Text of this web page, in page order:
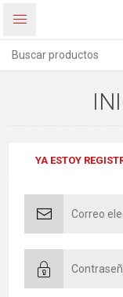
YA ESTOY